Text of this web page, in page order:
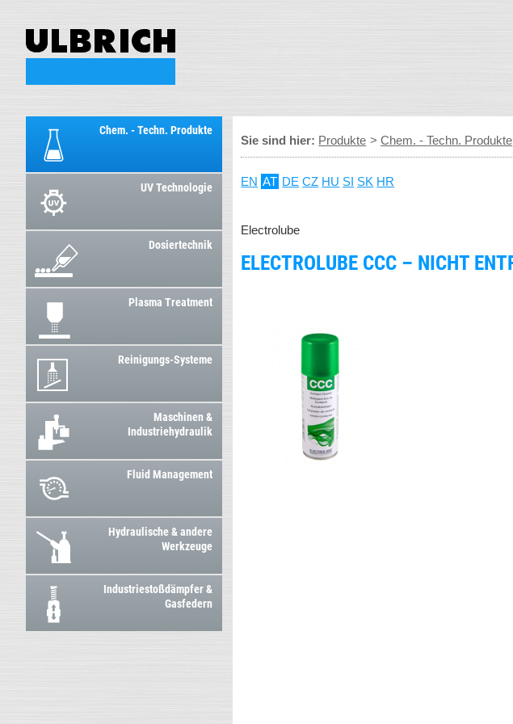
Chem. - Techn. Produkte
UV Technologie
Dosiertechnik
Plasma Treatment
Reinigungs-Systeme
Maschinen &
Industriehydraulik
Fluid Management
Hydraulische & andere
Werkzeuge
Industriestoßdämpfer &
Gasfedern
Sie sind hier: Produkte >Chem. - Techn. Produkte
EN AT DE CZ HU SI SK HR
Electrolube
ELECTROLUBE CCC – NICHT